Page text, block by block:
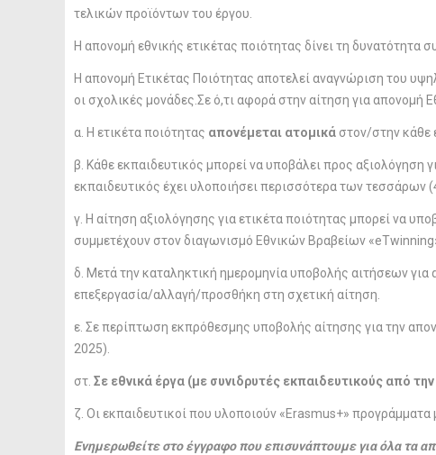
τελικών προϊόντων του έργου.
H απονομή εθνικής ετικέτας ποιότητας δίνει τη δυνατότητα
Η απονομή Ετικέτας Ποιότητας αποτελεί αναγνώριση του
οι σχολικές μονάδες.Σε ό,τι αφορά στην αίτηση για απονομή
α. Η ετικέτα ποιότητας απονέμεται ατομικάστον/στην κάθε
β. Kάθε εκπαιδευτικός μπορεί να υποβάλει προς αξιολόγηση
εκπαιδευτικός έχει υλοποιήσει περισσότερα των τεσσάρων
γ. Η αίτηση αξιολόγησης για ετικέτα ποιότητας μπορεί να
συμμετέχουν στον διαγωνισμό Εθνικών Βραβείων
δ. Μετά την καταληκτική ημερομηνία υποβολής αιτήσεων
επεξεργασία/αλλαγή/προσθήκη στη σχετική αίτηση.
ε. Σε περίπτωση εκπρόθεσμης υποβολής αίτησης για την
2025).
στ. Σε εθνικά έργα (με συνιδρυτές εκπαιδευτικούς από
ζ. Οι εκπαιδευτικοί που υλοποιούν «Erasmus+»
Ενημερωθείτε στο έγγραφο που επισυνάπτουμε για όλα τα